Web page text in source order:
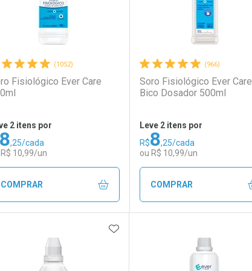
(1052)
Fisiológico Ever Care
2 itens por
8,25/cada
10,99/un
COMPRAR
FECHAR
FECHAR
Menos
(966)
Soro Fisiológico Ever Care
Bico Dosador 500ml
Leve 2 itens por
R$8,25/cada
ou R$ 10,99/un
COMPRAR
Laboratório
Por Menos
ADICIONAR AOS FAVORITOS